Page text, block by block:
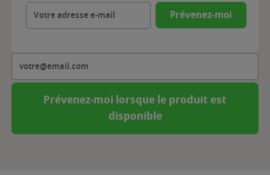
Prévenez-moi
Prévenez-moi lorsque le produit est
disponible